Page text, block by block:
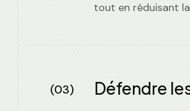
tout en réduisant
(03) Défendre